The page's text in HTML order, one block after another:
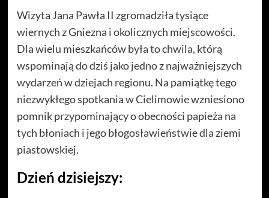
Wizyta Jana Pawła II zgromadziła tysiące
wiernych z Gniezna i okolicznych miejscowości.
Dla wielu mieszkańców była to chwila, którą
wspominają do dziś jako jedno z najważniejszych
wydarzeń w dziejach regionu. Na pamiątkę tego
niezwykłego spotkania w Cielimowie wzniesiono
pomnik przypominający o obecności papieża na
tych błoniach i jego błogosławieństwie dla ziemi
piastowskiej.
Dzień dzisiejszy: